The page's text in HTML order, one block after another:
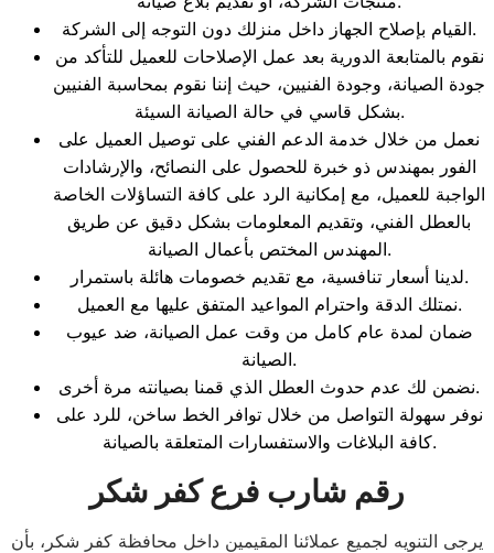
القيام بإصلاح الجهاز داخل منزلك دون التوجه إلى الشركة.
نقوم بالمتابعة الدورية بعد عمل الإصلاحات للعميل للتأكد من
جودة الصيانة، وجودة الفنيين، حيث إننا نقوم بمحاسبة الفنيين
بشكل قاسي في حالة الصيانة السيئة.
نعمل من خلال خدمة الدعم الفني على توصيل العميل على
الفور بمهندس ذو خبرة للحصول على النصائح، والإرشادات
الواجبة للعميل، مع إمكانية الرد على كافة التساؤلات الخاصة
بالعطل الفني، وتقديم المعلومات بشكل دقيق عن طريق
المهندس المختص بأعمال الصيانة.
لدينا أسعار تنافسية، مع تقديم خصومات هائلة باستمرار.
نمتلك الدقة واحترام المواعيد المتفق عليها مع العميل.
ضمان لمدة عام كامل من وقت عمل الصيانة، ضد عيوب
الصيانة.
نضمن لك عدم حدوث العطل الذي قمنا بصيانته مرة أخرى.
نوفر سهولة التواصل من خلال توافر الخط ساخن، للرد على
كافة البلاغات والاستفسارات المتعلقة بالصيانة.
رقم شارب فرع كفر شكر
يرجى التنويه لجميع عملائنا المقيمين داخل محافظة كفر شكر، بأن